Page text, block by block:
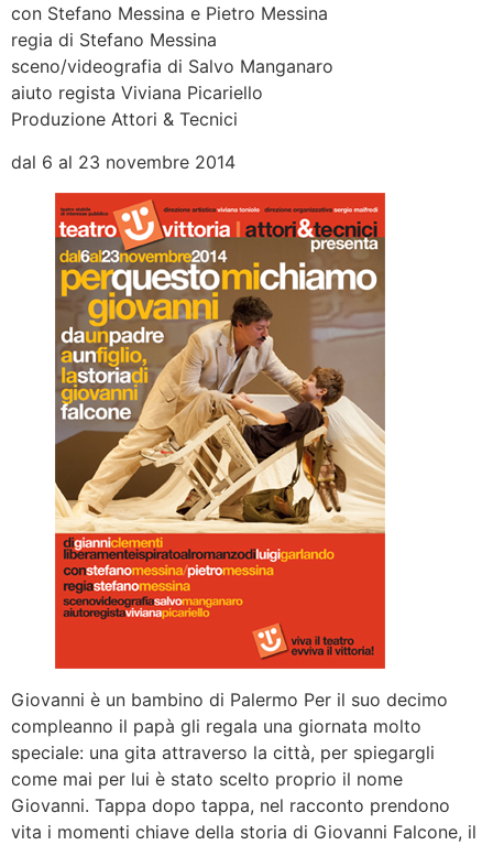
con Stefano Messina e Pietro Messina
regia di Stefano Messina
sceno/videografia di Salvo Manganaro
aiuto regista Viviana Picariello
Produzione Attori & Tecnici
dal 6 al 23 novembre 2014
Giovanni è un bambino di Palermo Per il suo decimo
compleanno il papà gli regala una giornata molto
speciale: una gita attraverso la città, per spiegargli
come mai per lui è stato scelto proprio il nome
Giovanni. Tappa dopo tappa, nel racconto prendono
vita i momenti chiave della storia di Giovanni Falcone, il